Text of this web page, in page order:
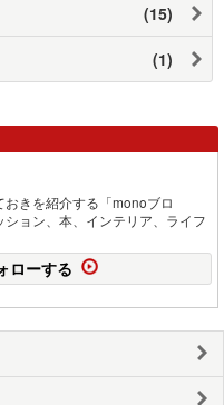
(15)
(1)
きを紹介する「monoブロ
ョン、本、インテリア、ライフ
ローする